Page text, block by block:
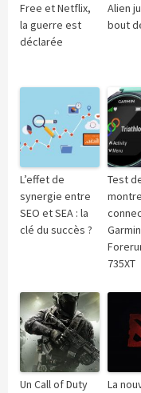
Free et Netflix,
la guerre est
déclarée
Alien
bout
L’effet de
synergie entre
SEO et SEA : la
clé du succès ?
Test
montre
Garmin
735XT
Un Call of Duty
La